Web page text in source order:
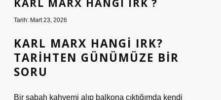
KARL MARX HANGI IRK ?
Tarih: Mart 23, 2026
KARL MARX HANGI IRK?
TARIHTEN GÜNÜMÜZE BIR
SORU
Bir sabah kahvemi alıp balkona çıktığımda kendi